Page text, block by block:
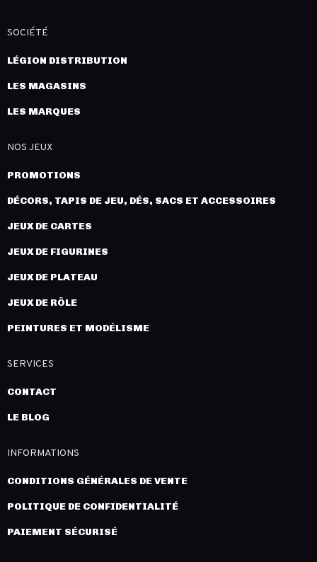
SOCIÉTÉ
LÉGION DISTRIBUTION
LES MAGASINS
LES MARQUES
NOS JEUX
PROMOTIONS
DÉCORS, TAPIS DE JEU, DÉS, SACS ET ACCESSOIRES
JEUX DE CARTES
JEUX DE FIGURINES
JEUX DE PLATEAU
JEUX DE RÔLE
PEINTURES ET MODÉLISME
SERVICES
CONTACT
LE BLOG
INFORMATIONS
CONDITIONS GÉNÉRALES DE VENTE
POLITIQUE DE CONFIDENTIALITÉ
PAIEMENT SÉCURISÉ